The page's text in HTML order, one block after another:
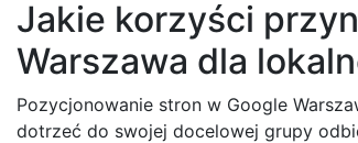
Jakie korzyści
Warszawa dla
Pozycjonowanie stron w Google
dotrzeć do swojej docelowej grupy